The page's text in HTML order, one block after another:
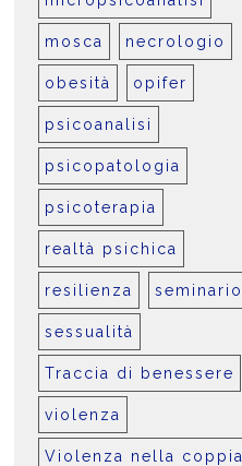
mosca necrologio
obesità opifer
psicoanalisi
psicopatologia
psicoterapia
realtà psichica
resilienza seminario
sessualità
Traccia di benessere
violenza
Violenza nella coppia